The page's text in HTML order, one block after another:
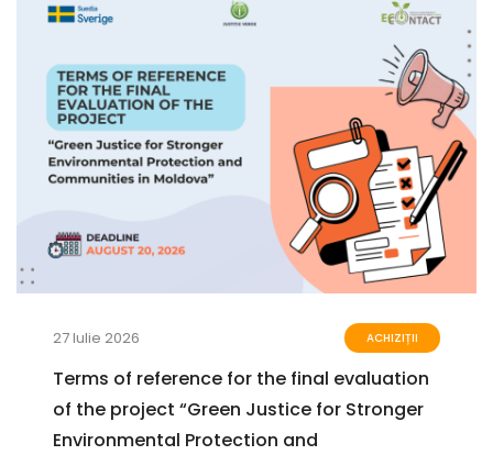
27 Iulie 2026 ACHIZIȚII
Terms of reference for the final evaluation
of the project “Green Justice for Stronger
Environmental Protection and